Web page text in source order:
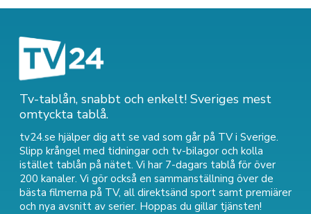
Tv-tablån, snabbt och enkelt! Sveriges mest
omtyckta tablå.
tv24.se hjälper dig att se vad som går på TV i Sverige.
Slipp krångel med tidningar och tv-bilagor och kolla
istället tablån på nätet. Vi har 7-dagars tablå för över
200 kanaler. Vi gör också en sammanställning över de
bästa filmerna på TV, all direktsänd sport samt premiärer
och nya avsnitt av serier. Hoppas du gillar tjänsten!